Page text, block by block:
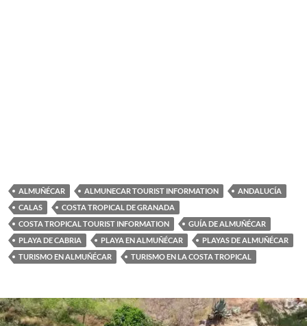
ALMUÑÉCAR ALMUNECAR TOURIST INFORMATION
ANDALUCÍA
CALAS
COSTA TROPICAL DE GRANADA
COSTA TROPICAL TOURIST INFORMATION
GUÍA DE ALMUÑÉCAR
PLAYA DE CABRIA
PLAYA EN ALMUÑÉCAR
PLAYAS DE ALMUÑÉCAR
TURISMO EN ALMUÑÉCAR
TURISMO EN LA COSTA TROPICAL